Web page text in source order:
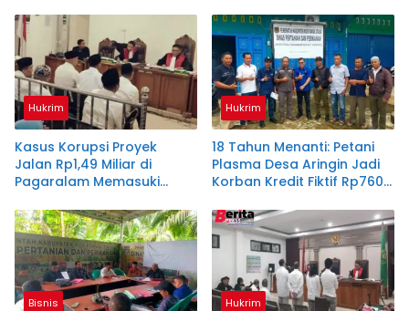
Hukrim
Kasus Korupsi Proyek
Jalan Rp1,49 Miliar di
Pagaralam Memasuki
Terdakwa Dituntut 2,5
Tahun Penjara
Hukrim
18 Tahun Menanti: Petani
Plasma Desa Aringin Jadi
Korban Kredit Fiktif Rp760
Bisnis Hukrim